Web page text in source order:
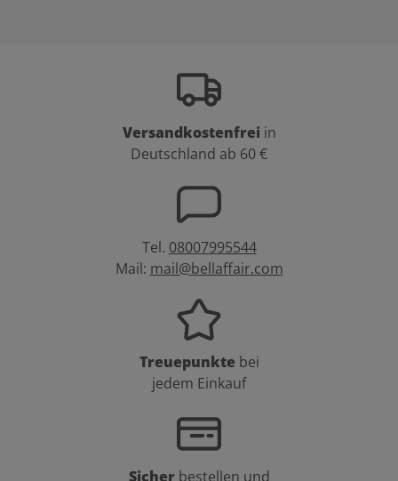
Versandkostenfrei in
Deutschland ab 60 €
Tel. 08007995544
Mail: mail@bellaffair.com
Treuepunkte bei
jedem Einkauf
Sicher bestellen und